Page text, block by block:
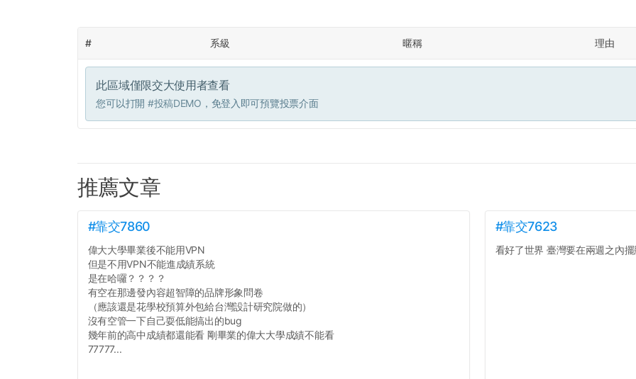
# 系級 暱稱 理由
此區域僅限交大使用者查看
您可以打開 #投稿DEMO ，免登入即可預覽投票介面
推薦文章
#靠交7860
偉大大學畢業後不能用VPN
但是不用VPN不能進成績系統
是在哈囉？？？？
有空在那邊發內容超智障的品牌形象問卷
（應該還是花學校預算外包給台灣設計研究院做的）
沒有空管一下自己耍低能搞出的bug
幾年前的高中成績都還能看 剛畢業的偉大大學成績不能看
77777...
#靠交7623
看好了世界 臺灣要在兩週之內